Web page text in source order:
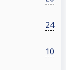
24
10